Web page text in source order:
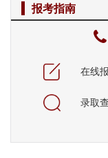
报考指南
在线
录取